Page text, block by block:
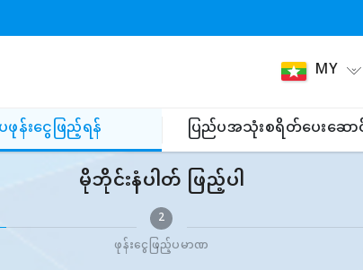
MY
ဖုန်းငွေဖြည့်ရန် ပြည်ပအသုံးစရိတ်ပေးဆော
မိုဘိုင်းနံပါတ် ဖြည့်ပါ
2
ဖုန်းငွေဖြည့်ပမာဏ